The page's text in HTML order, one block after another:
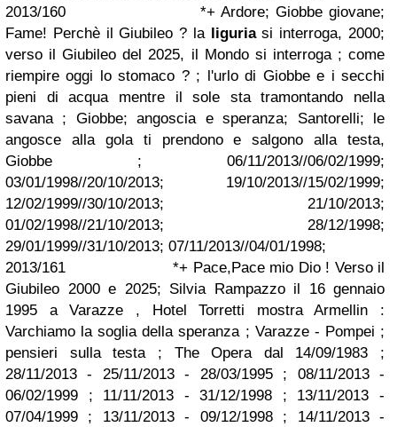
2013/160 *+ Ardore; Giobbe giovane;
Fame! Perchè il Giubileo ? la liguriasi interroga, 2000;
verso il Giubileo del 2025, il Mondo si interroga ; come
riempire oggi lo stomaco ? ; l'urlo di Giobbe e i secchi
pieni di acqua mentre il sole sta tramontando nella
savana ; Giobbe; angoscia e speranza; Santorelli; le
angosce alla gola ti prendono e salgono alla testa,
Giobbe ; 06/11/2013//06/02/1999;
03/01/1998//20/10/2013; 19/10/2013//15/02/1999;
12/02/1999//30/10/2013; 21/10/2013;
01/02/1998//21/10/2013; 28/12/1998;
29/01/1999//31/10/2013; 07/11/2013//04/01/1998;
2013/161 *+ Pace,Pace mio Dio ! Verso il
Giubileo 2000 e 2025; Silvia Rampazzo il 16 gennaio
1995 a Varazze , Hotel Torretti mostra Armellin :
Varchiamo la soglia della speranza ; Varazze - Pompei ;
pensieri sulla testa ; The Opera dal 14/09/1983 ;
28/11/2013 - 25/11/2013 - 28/03/1995 ; 08/11/2013 -
06/02/1999 ; 11/11/2013 - 31/12/1998 ; 13/11/2013 -
07/04/1999 ; 13/11/2013 - 09/12/1998 ; 14/11/2013 -